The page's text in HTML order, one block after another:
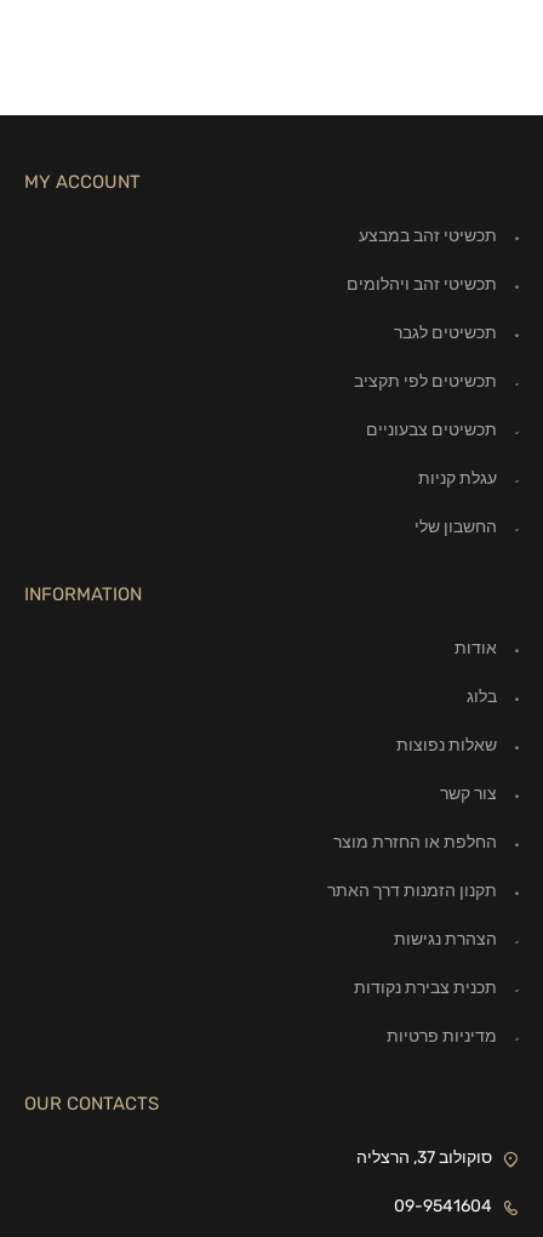
MY ACCOUNT
תכשיטי זהב במבצע
תכשיטי זהב ויהלומים
תכשיטים לגבר
תכשיטים לפי תקציב
תכשיטים צבעוניים
עגלת קניות
החשבון שלי
INFORMATION
אודות
בלוג
שאלות נפוצות
צור קשר
החלפת או החזרת מוצר
תקנון הזמנות דרך האתר
הצהרת נגישות
תכנית צבירת נקודות
מדיניות פרטיות
OUR CONTACTS
סוקולוב 37, הרצליה
09-9541604